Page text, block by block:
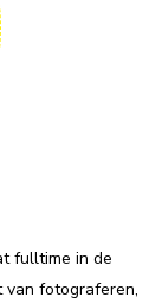
fulltime in de
van fotograferen,